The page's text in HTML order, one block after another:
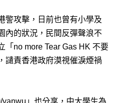
警攻擊，日前也曾有小學及
內的狀況，民間反彈聲浪不
「no more Tear Gas HK 不要
讉責香港政府漠視催淚煙禍